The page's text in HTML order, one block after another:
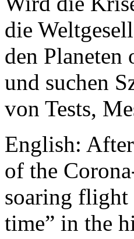
die
den Planeten
und suchen
von Tests,
English:
of the
soaring flight
time” in the